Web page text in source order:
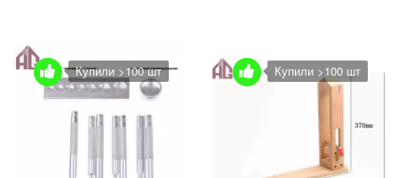
Купили >100 шт Купили >100 шт